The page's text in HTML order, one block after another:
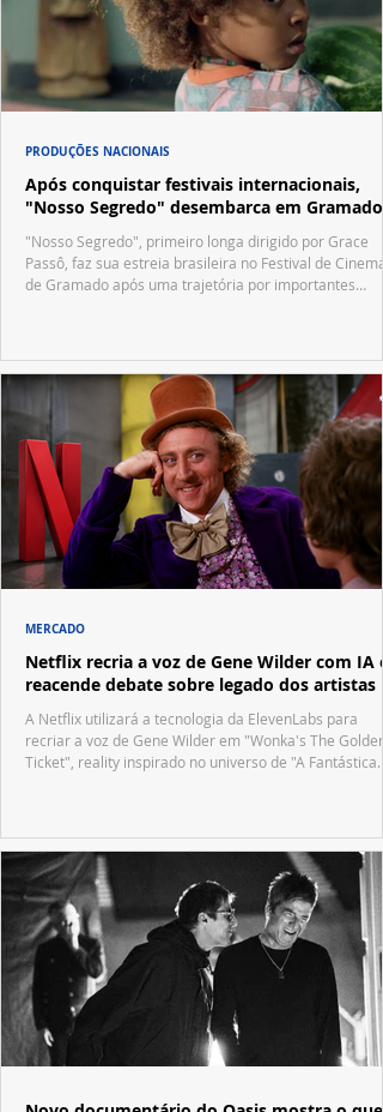
Após conquistar festivais internacionais,
"Nosso Segredo" desembarca em Gramado
"Nosso Segredo", primeiro longa dirigido por Grace
Passô, faz sua estreia brasileira no Festival de Cinema
de Gramado após uma trajetória por importantes
PRODUÇÕES NACIONAIS
Netflix recria a voz de Gene Wilder com IA e
reacende debate sobre legado dos artistas
A Netflix utilizará a tecnologia da ElevenLabs para
recriar a voz de Gene Wilder em "Wonka's The Golden
Ticket", reality inspirado no universo de "A Fantástica
MERCADO